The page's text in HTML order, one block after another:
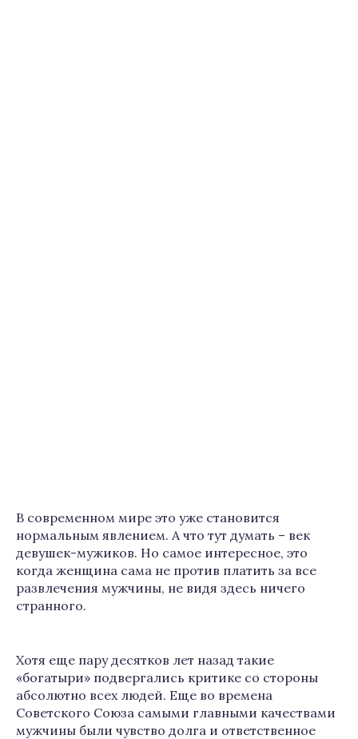
В современном мире это уже становится
нормальным явлением. А что тут думать – век
девушек-мужиков. Но самое интересное, это
когда женщина сама не против платить за все
развлечения мужчины, не видя здесь ничего
странного.
Хотя еще пару десятков лет назад такие
«богатыри» подвергались критике со стороны
абсолютно всех людей. Еще во времена
Советского Союза самыми главными качествами
мужчины были чувство долга и ответственное